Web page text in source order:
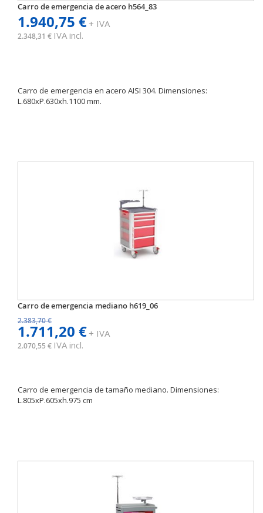
Carro de emergencia de acero h564_83
1.940,75 €+ IVA
2.348,31 € IVA incl.
Carro de emergencia en acero AISI 304. Dimensiones:
L.680xP.630xh.1100 mm.
Carro de emergencia mediano h619_06
2.383,70 €
1.711,20 €+ IVA
2.070,55 € IVA incl.
Carro de emergencia de tamaño mediano. Dimensiones:
L.805xP.605xh.975 cm